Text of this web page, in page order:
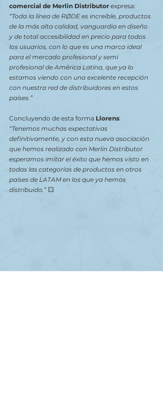
comercial de Merlin Distributor expresa:
“Toda la línea de RØDE es increíble, productos
de la más alta calidad, vanguardia en diseño
y de total accesibilidad en precio para todos
los usuarios, con lo que es una marca ideal
para el mercado profesional y semi
profesional de América Latina, que ya lo
estamos viendo con una excelente recepción
con nuestra red de distribuidores en estos
países.”
Concluyendo de esta forma Llorens:
“Tenemos muchas expectativas
definitivamente, y con esta nueva asociación
que hemos realizado con Merlin Distributor
esperamos imitar el éxito que hemos visto en
todas las categorías de productos en otros
países de LATAM en los que ya hemos
distribuido.” 💥